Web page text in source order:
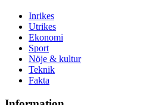
Inrikes
Utrikes
Ekonomi
Sport
Nöje & kultur
Teknik
Fakta